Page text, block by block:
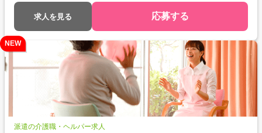
求人を見る 応募する
NEW
派遣の介護職・ヘルパー求人